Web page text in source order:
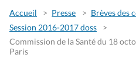
Accueil Presse
Brèves des
Session 2016-2017 doss
Commission de la Santé du 18
Paris